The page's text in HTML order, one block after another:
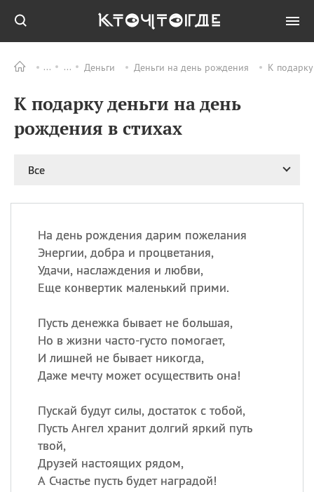
Деньги Деньги на день рождения К
К подарку деньги на день
рождения в стихах
Все
На день рождения дарим пожелания
Энергии, добра и процветания,
Удачи, наслаждения и любви,
Еще конвертик маленький прими.
Пусть денежка бывает не большая,
Но в жизни часто-густо помогает,
И лишней не бывает никогда,
Даже мечту может осуществить она!
Пускай будут силы, достаток с тобой,
Пусть Ангел хранит долгий яркий путь
твой,
Друзей настоящих рядом,
А Счастье пусть будет наградой!
ПРАЗДНИКИ Все
09.08
День памяти
великомученика и
целителя Пантелеимона
Николая Чудотворца
11.08 День полета на
11.08 День Святой Клары —
покровительницы
телевидения
ИМЕНА
Сегодня празднуют именины
Герман,Иван,Клим
Анфиса
Посмотреть значение
происхождение